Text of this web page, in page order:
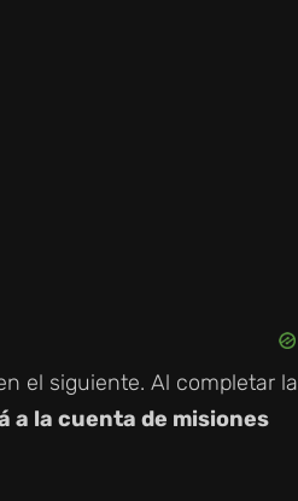
el siguiente. Al completar la
a la cuenta de misiones